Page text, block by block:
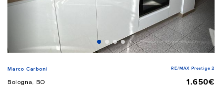
Marco Carboni RE/MAX Prestige 2
Bologna, BO
1.650€